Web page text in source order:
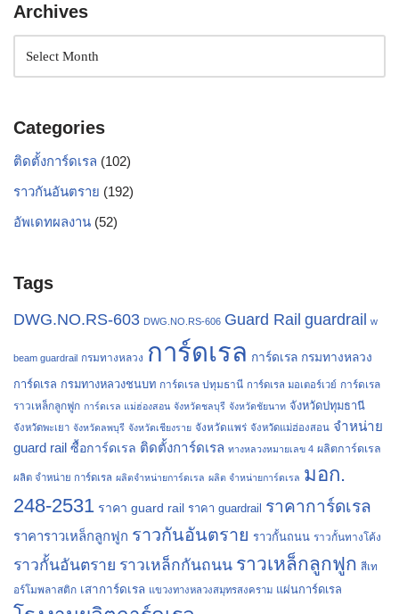
Archives
Categories
ติดตั้งการ์ดเรล (102)
ราวกันอันตราย (192)
อัพเดทผลงาน (52)
Tags
DWG.NO.RS-603 DWG.NO.RS-606 Guard Rail guardrail w
beam guardrail กรมทางหลวง การ์ดเรล การ์ดเรล กรมทางหลวง
การ์ดเรล กรมทางหลวงชนบท การ์ดเรล ปทุมธานี การ์ดเรล มอเตอร์เวย์ การ์ดเรล
ราวเหล็กลูกฟูก การ์ดเรล แม่ฮ่องสอน จังหวัดชลบุรี จังหวัดชัยนาท จังหวัดปทุมธานี
จังหวัดพะเยา จังหวัดลพบุรี จังหวัดเชียงราย จังหวัดแพร่ จังหวัดแม่ฮ่องสอน จำหน่าย
guard rail ซื้อการ์ดเรล ติดตั้งการ์ดเรล ทางหลวงหมายเลข 4 ผลิตการ์ดเรล
ผลิต จำหน่าย การ์ดเรล ผลิตจำหน่ายการ์ดเรล ผลิต จำหน่ายการ์ดเรล มอก.
248-2531 ราคา guard rail ราคา guardrail ราคาการ์ดเรล
ราคาราวเหล็กลูกฟูก ราวกันอันตราย ราวกั้นถนน ราวกั้นทางโค้ง
ราวกั้นอันตราย ราวเหล็กกันถนน ราวเหล็กลูกฟูก สีเท
อร์โมพลาสติก เสาการ์ดเรล แขวงทางหลวงสมุทรสงคราม แผ่นการ์ดเรล